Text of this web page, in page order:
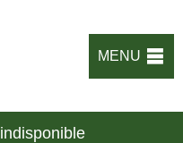
MENU
indisponible